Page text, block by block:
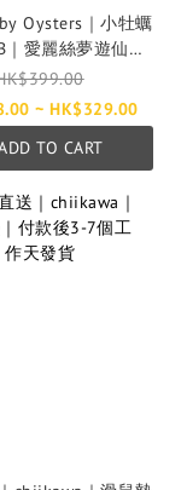
Oysters｜小牡蠣
｜愛麗絲夢遊仙境
｜叉電器系列｜迪
款後7-14個工作天
發貨
~ HK$329.00
TO CART